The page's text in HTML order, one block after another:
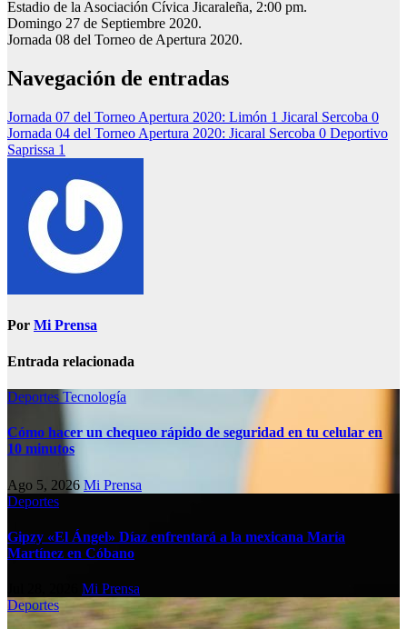
Estadio de la Asociación Cívica Jicaraleña, 2:00 pm.
Domingo 27 de Septiembre 2020.
Jornada 08 del Torneo de Apertura 2020.
Navegación de entradas
Jornada 07 del Torneo Apertura 2020: Limón 1 Jicaral Sercoba 0
Jornada 04 del Torneo Apertura 2020: Jicaral Sercoba 0 Deportivo
Saprissa 1
Por Mi Prensa
Entrada relacionada
Deportes Tecnología
Cómo hacer un chequeo rápido de seguridad en tu celular en
10 minutos
Ago 5, 2026 Mi Prensa
Deportes
Gipzy «El Ángel» Díaz enfrentará a la mexicana María
Martínez en Cóbano
Mi Prensa
Deportes